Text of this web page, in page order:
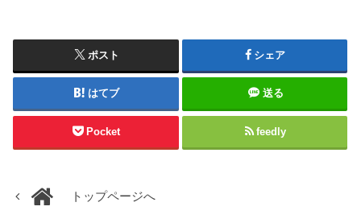
ポスト シェア
はてブ 送る
Pocket feedly
トップページへ